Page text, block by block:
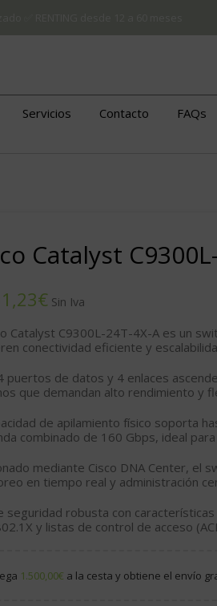
Servicios Contacto FAQs
Catalyst
€
Catalyst C9300L-24T-4X-A es un
conectividad eficiente y
puertos de datos y 4 enlaces
que demandan alto rendimiento y
de apilamiento físico soporta
combinado de 160 Gbps, ideal
mediante Cisco DNA Center, el
en tiempo real y administración
seguridad robusta con características
y listas de control de acceso
1.500,00€ a la cesta y obtiene el envío